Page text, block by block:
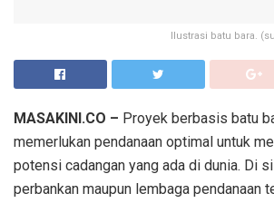
Ilustrasi batu bara.
MASAKINI.CO – Proyek berbasis batu
memerlukan pendanaan optimal untuk
potensi cadangan yang ada di dunia. Di
perbankan maupun lembaga pendanaan